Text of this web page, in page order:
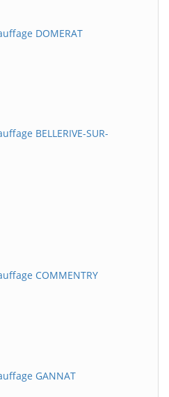
DOMERAT
BELLERIVE-SUR-
COMMENTRY
GANNAT